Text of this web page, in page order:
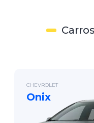
CHEVROLET
Onix